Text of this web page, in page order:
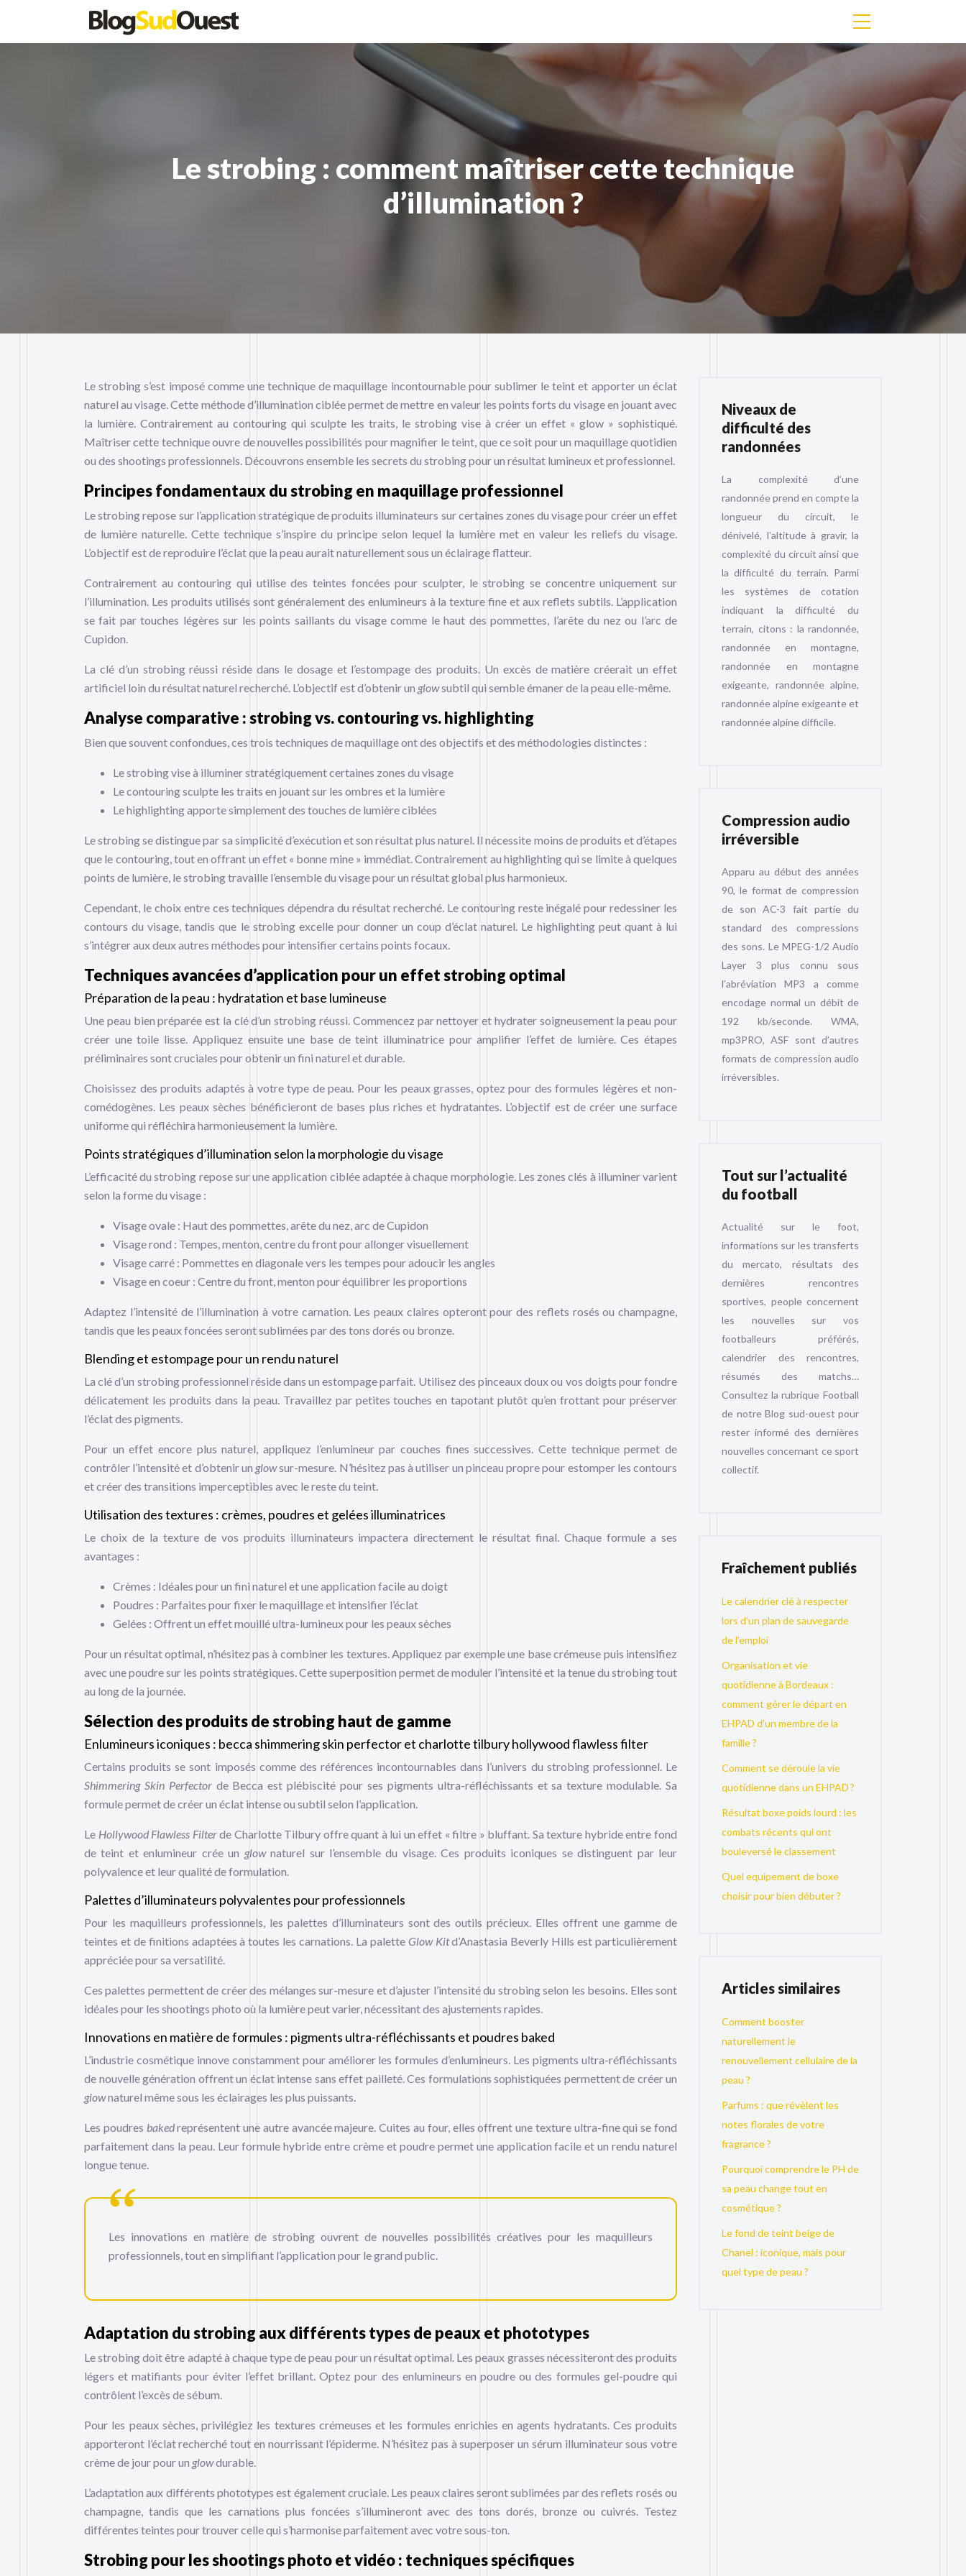
Le strobing : comment maîtriser cette technique
d’illumination ?
Le strobing s’est imposé comme une technique de maquillage incontournable pour sublimer le teint et apporter un éclat
naturel au visage. Cette méthode d’illumination ciblée permet de mettre en valeur les points forts du visage en jouant avec
la lumière. Contrairement au contouring qui sculpte les traits, le strobing vise à créer un effet « glow » sophistiqué.
Maîtriser cette technique ouvre de nouvelles possibilités pour magnifier le teint, que ce soit pour un maquillage quotidien
ou des shootings professionnels. Découvrons ensemble les secrets du strobing pour un résultat lumineux et professionnel.
Principes fondamentaux du strobing en maquillage professionnel
Le strobing repose sur l’application stratégique de produits illuminateurs sur certaines zones du visage pour créer un effet
de lumière naturelle. Cette technique s’inspire du principe selon lequel la lumière met en valeur les reliefs du visage.
L’objectif est de reproduire l’éclat que la peau aurait naturellement sous un éclairage flatteur.
Contrairement au contouring qui utilise des teintes foncées pour sculpter, le strobing se concentre uniquement sur
l’illumination. Les produits utilisés sont généralement des enlumineurs à la texture fine et aux reflets subtils. L’application
se fait par touches légères sur les points saillants du visage comme le haut des pommettes, l’arête du nez ou l’arc de
Cupidon.
La clé d’un strobing réussi réside dans le dosage et l’estompage des produits. Un excès de matière créerait un effet
artificiel loin du résultat naturel recherché. L’objectif est d’obtenir un glowsubtil qui semble émaner de la peau elle-même.
Analyse comparative : strobing vs. contouring vs. highlighting
Bien que souvent confondues, ces trois techniques de maquillage ont des objectifs et des méthodologies distinctes :
Le strobing vise à illuminer stratégiquement certaines zones du visage
Le contouring sculpte les traits en jouant sur les ombres et la lumière
Le highlighting apporte simplement des touches de lumière ciblées
Le strobing se distingue par sa simplicité d’exécution et son résultat plus naturel. Il nécessite moins de produits et d’étapes
que le contouring, tout en offrant un effet « bonne mine » immédiat. Contrairement au highlighting qui se limite à quelques
points de lumière, le strobing travaille l’ensemble du visage pour un résultat global plus harmonieux.
Cependant, le choix entre ces techniques dépendra du résultat recherché. Le contouring reste inégalé pour redessiner les
contours du visage, tandis que le strobing excelle pour donner un coup d’éclat naturel. Le highlighting peut quant à lui
s’intégrer aux deux autres méthodes pour intensifier certains points focaux.
Techniques avancées d’application pour un effet strobing optimal
Préparation de la peau : hydratation et base lumineuse
Une peau bien préparée est la clé d’un strobing réussi. Commencez par nettoyer et hydrater soigneusement la peau pour
créer une toile lisse. Appliquez ensuite une base de teint illuminatrice pour amplifier l’effet de lumière. Ces étapes
préliminaires sont cruciales pour obtenir un fini naturel et durable.
Choisissez des produits adaptés à votre type de peau. Pour les peaux grasses, optez pour des formules légères et non-
comédogènes. Les peaux sèches bénéficieront de bases plus riches et hydratantes. L’objectif est de créer une surface
uniforme qui réfléchira harmonieusement la lumière.
Points stratégiques d’illumination selon la morphologie du visage
L’efficacité du strobing repose sur une application ciblée adaptée à chaque morphologie. Les zones clés à illuminer varient
selon la forme du visage :
Visage ovale : Haut des pommettes, arête du nez, arc de Cupidon
Visage rond : Tempes, menton, centre du front pour allonger visuellement
Visage carré : Pommettes en diagonale vers les tempes pour adoucir les angles
Visage en coeur : Centre du front, menton pour équilibrer les proportions
Adaptez l’intensité de l’illumination à votre carnation. Les peaux claires opteront pour des reflets rosés ou champagne,
tandis que les peaux foncées seront sublimées par des tons dorés ou bronze.
Blending et estompage pour un rendu naturel
La clé d’un strobing professionnel réside dans un estompage parfait. Utilisez des pinceaux doux ou vos doigts pour fondre
délicatement les produits dans la peau. Travaillez par petites touches en tapotant plutôt qu’en frottant pour préserver
l’éclat des pigments.
Pour un effet encore plus naturel, appliquez l’enlumineur par couches fines successives. Cette technique permet de
contrôler l’intensité et d’obtenir un glowsur-mesure. N’hésitez pas à utiliser un pinceau propre pour estomper les contours
et créer des transitions imperceptibles avec le reste du teint.
Utilisation des textures : crèmes, poudres et gelées illuminatrices
Le choix de la texture de vos produits illuminateurs impactera directement le résultat final. Chaque formule a ses
avantages :
Crèmes : Idéales pour un fini naturel et une application facile au doigt
Poudres : Parfaites pour fixer le maquillage et intensifier l’éclat
Gelées : Offrent un effet mouillé ultra-lumineux pour les peaux sèches
Pour un résultat optimal, n’hésitez pas à combiner les textures. Appliquez par exemple une base crémeuse puis intensifiez
avec une poudre sur les points stratégiques. Cette superposition permet de moduler l’intensité et la tenue du strobing tout
au long de la journée.
Sélection des produits de strobing haut de gamme
Enlumineurs iconiques : becca shimmering skin perfector et charlotte tilbury hollywood flawless filter
Certains produits se sont imposés comme des références incontournables dans l’univers du strobing professionnel. Le
Shimmering Skin Perfector de Becca est plébiscité pour ses pigments ultra-réfléchissants et sa texture modulable. Sa
formule permet de créer un éclat intense ou subtil selon l’application.
Le Hollywood Flawless Filterde Charlotte Tilbury offre quant à lui un effet « filtre » bluffant. Sa texture hybride entre fond
de teint et enlumineur crée un glownaturel sur l’ensemble du visage. Ces produits iconiques se distinguent par leur
polyvalence et leur qualité de formulation.
Palettes d’illuminateurs polyvalentes pour professionnels
Pour les maquilleurs professionnels, les palettes d’illuminateurs sont des outils précieux. Elles offrent une gamme de
teintes et de finitions adaptées à toutes les carnations. La palette Glow Kitd’Anastasia Beverly Hills est particulièrement
appréciée pour sa versatilité.
Ces palettes permettent de créer des mélanges sur-mesure et d’ajuster l’intensité du strobing selon les besoins. Elles sont
idéales pour les shootings photo où la lumière peut varier, nécessitant des ajustements rapides.
Innovations en matière de formules : pigments ultra-réfléchissants et poudres baked
L’industrie cosmétique innove constamment pour améliorer les formules d’enlumineurs. Les pigments ultra-réfléchissants
de nouvelle génération offrent un éclat intense sans effet pailleté. Ces formulations sophistiquées permettent de créer un
glownaturel même sous les éclairages les plus puissants.
Les poudres bakedreprésentent une autre avancée majeure. Cuites au four, elles offrent une texture ultra-fine qui se fond
parfaitement dans la peau. Leur formule hybride entre crème et poudre permet une application facile et un rendu naturel
longue tenue.
Les innovations en matière de strobing ouvrent de nouvelles possibilités créatives pour les maquilleurs
professionnels, tout en simplifiant l’application pour le grand public.
Adaptation du strobing aux différents types de peaux et phototypes
Le strobing doit être adapté à chaque type de peau pour un résultat optimal. Les peaux grasses nécessiteront des produits
légers et matifiants pour éviter l’effet brillant. Optez pour des enlumineurs en poudre ou des formules gel-poudre qui
contrôlent l’excès de sébum.
Pour les peaux sèches, privilégiez les textures crémeuses et les formules enrichies en agents hydratants. Ces produits
apporteront l’éclat recherché tout en nourrissant l’épiderme. N’hésitez pas à superposer un sérum illuminateur sous votre
crème de jour pour un glowdurable.
L’adaptation aux différents phototypes est également cruciale. Les peaux claires seront sublimées par des reflets rosés ou
champagne, tandis que les carnations plus foncées s’illumineront avec des tons dorés, bronze ou cuivrés. Testez
différentes teintes pour trouver celle qui s’harmonise parfaitement avec votre sous-ton.
Strobing pour les shootings photo et vidéo : techniques spécifiques
Niveaux de
difficulté des
randonnées
La complexité d’une
randonnée prend en compte la
longueur du circuit, le
dénivelé, l’altitude à gravir, la
complexité du circuit ainsi que
la difficulté du terrain. Parmi
les systèmes de cotation
indiquant la difficulté du
terrain, citons : la randonnée,
randonnée en montagne,
randonnée en montagne
exigeante, randonnée alpine,
randonnée alpine exigeante et
randonnée alpine difficile.
Compression audio
irréversible
Apparu au début des années
90, le format de compression
de son AC-3 fait partie du
standard des compressions
des sons. Le MPEG-1/2 Audio
Layer 3 plus connu sous
l’abréviation MP3 a comme
encodage normal un débit de
192 kb/seconde. WMA,
mp3PRO, ASF sont d’autres
formats de compression audio
irréversibles.
Tout sur l’actualité
du football
Actualité sur le foot,
informations sur les transferts
du mercato, résultats des
dernières rencontres
sportives, people concernent
les nouvelles sur vos
footballeurs préférés,
calendrier des rencontres,
résumés des matchs…
Consultez la rubrique Football
de notre Blog sud-ouest pour
rester informé des dernières
nouvelles concernant ce sport
collectif.
Fraîchement publiés
Le calendrier clé à respecter
lors d’un plan de sauvegarde
de l’emploi
Organisation et vie
quotidienne à Bordeaux :
comment gérer le départ en
EHPAD d’un membre de la
famille ?
Comment se déroule la vie
quotidienne dans un EHPAD ?
Résultat boxe poids lourd : les
combats récents qui ont
bouleversé le classement
Quel equipement de boxe
choisir pour bien débuter ?
Articles similaires
Comment booster
naturellement le
renouvellement cellulaire de la
peau ?
Parfums : que révèlent les
notes florales de votre
fragrance ?
Pourquoi comprendre le PH de
sa peau change tout en
cosmétique ?
Le fond de teint beige de
Chanel : iconique, mais pour
quel type de peau ?